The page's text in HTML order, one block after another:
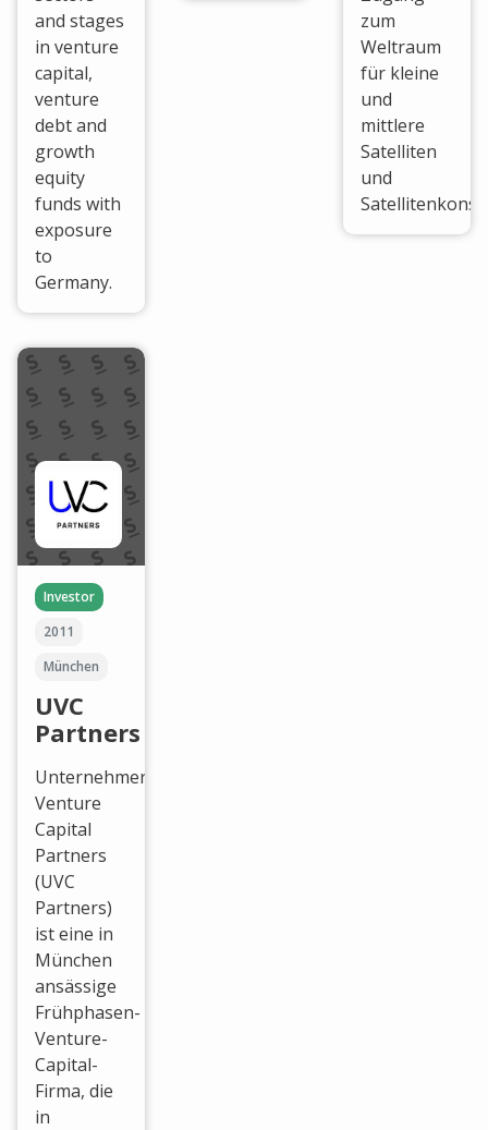
and stages
in venture
capital,
venture
debt and
growth
equity
funds with
exposure
to
Germany.
zum
Weltraum
für kleine
und
mittlere
Satelliten
und
Investor
2011
München
UVC
Partners
Unternehmertum
Venture
Capital
Partners
(UVC
Partners)
ist eine in
München
ansässige
Frühphasen-
Venture-
Capital-
Firma, die
in